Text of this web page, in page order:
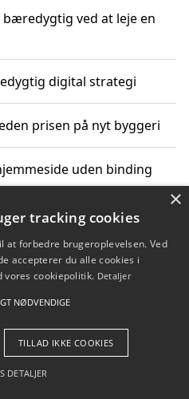
ved at leje en
digital strategi
prisen på nyt byggeri
uden binding
- Pilanto Aps
Blog Betingelser
×
tracking cookies
at forbedre brugeroplevelsen. Ved
accepterer du alle cookies i
vores cookiepolitik. Detaljer
NØDVENDIGE
TILLAD IKKE COOKIES
DETALJER